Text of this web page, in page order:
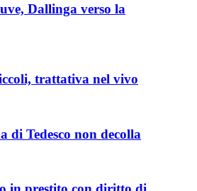
Dallinga verso la
trattativa nel vivo
di Tedesco non decolla